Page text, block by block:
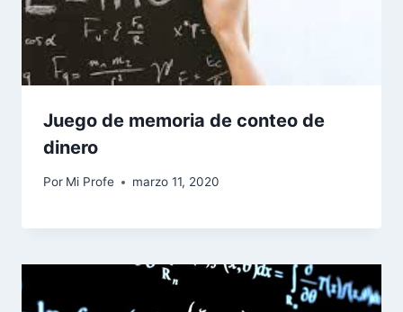
Juego de memoria de conteo de
dinero
Por Mi Profe marzo 11, 2020